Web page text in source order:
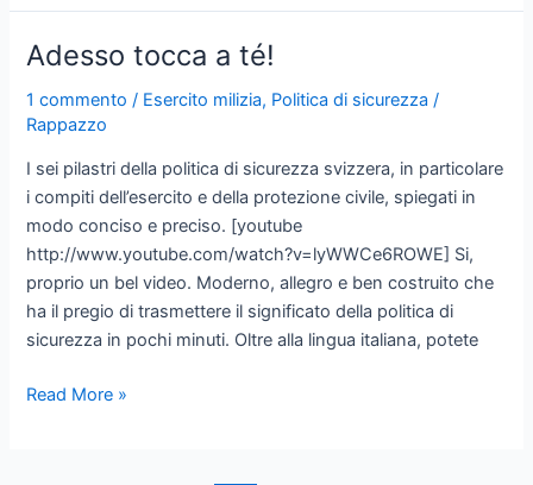
della
logistica
militare
Adesso tocca a té!
1 commento / Esercito milizia, Politica di sicurezza /
Rappazzo
I sei pilastri della politica di sicurezza svizzera, in particolare
i compiti dell’esercito e della protezione civile, spiegati in
modo conciso e preciso. [youtube
http://www.youtube.com/watch?v=lyWWCe6ROWE] Si,
proprio un bel video. Moderno, allegro e ben costruito che
ha il pregio di trasmettere il significato della politica di
sicurezza in pochi minuti. Oltre alla lingua italiana, potete
Adesso
Read More »